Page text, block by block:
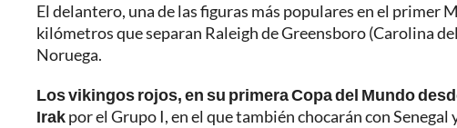
El delantero, una de las figuras más populares en el
kilómetros que separan Raleigh de Greensboro (Carolina
Noruega.
Los vikingos rojos, en su primera Copa del Mundo
Irakpor el Grupo I, en el que también chocarán con Senegal